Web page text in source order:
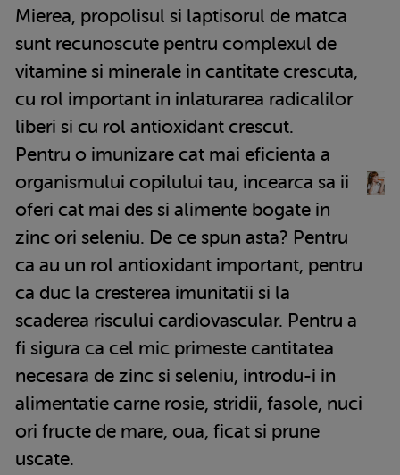
Mierea, propolisul si laptisorul de matca
sunt recunoscute pentru complexul de
vitamine si minerale in cantitate crescuta,
cu rol important in inlaturarea radicalilor
liberi si cu rol antioxidant crescut.
Pentru o imunizare cat mai eficienta a
organismului copilului tau, incearca sa ii
oferi cat mai des si alimente bogate in
zinc ori seleniu. De ce spun asta? Pentru
ca au un rol antioxidant important, pentru
ca duc la cresterea imunitatii si la
scaderea riscului cardiovascular. Pentru a
fi sigura ca cel mic primeste cantitatea
necesara de zinc si seleniu, introdu-i in
alimentatie carne rosie, stridii, fasole, nuci
ori fructe de mare, oua, ficat si prune
uscate.